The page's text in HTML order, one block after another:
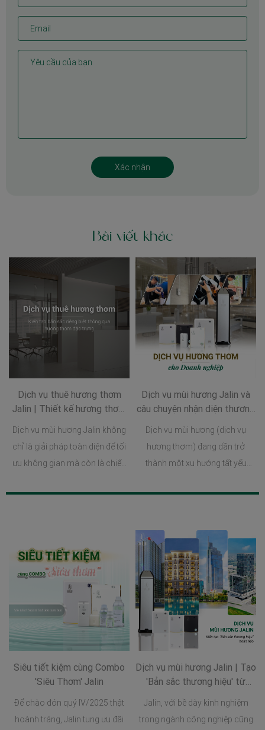
Bài viết khác
Dịch vụ thuê hương thơm
Jalin | Thiết kế hương thơm
Dịch vụ mùi hương Jalin không
chỉ là giải pháp toàn diện để tối
ưu không gian mà còn là chiến
xây dựng và củng cố bản sắc
trong mỗi bước phát triển
thương hiệu.
Dịch vụ mùi hương Jalin và
câu chuyện nhận diện thương
Dịch vụ mùi hương (dịch vụ
hương thơm) đang dần trở
thành một xu hướng tất yếu
doanh nghiệp. Nếu hình ảnh và
bằng mắt và tai”, thì hương thơm
lại chạm sâu vào tiềm thức - nơi
lưu giữ cảm xúc và ký ức thương
hiệu lâu dài nhất.
Siêu tiết kiệm cùng Combo
'Siêu Thơm' Jalin
Để chào đón quý IV/2025 thật
hoành tráng, Jalin tung ưu đãi
Dịch vụ mùi hương Jalin | Tạo
'Bản sắc thương hiệu' từ
hương thơm đặc trưng
Jalin, với bề dày kinh nghiệm
trong ngành công nghiệp cũng